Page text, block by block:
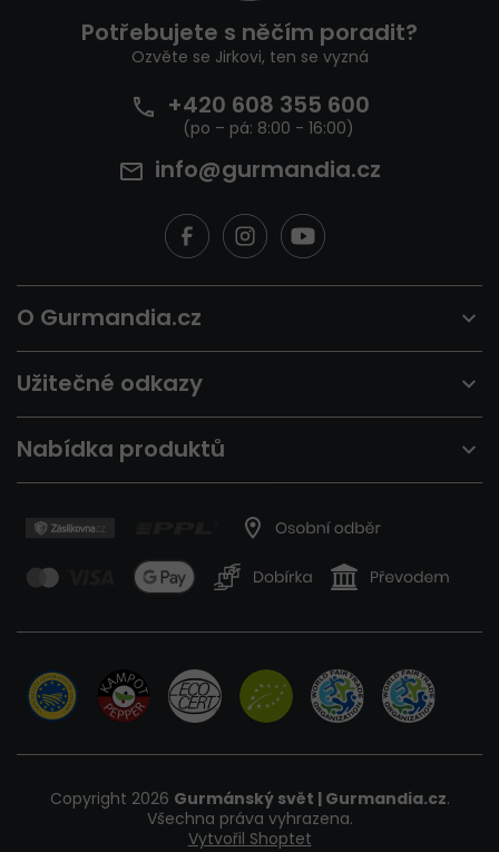
Potřebujete s něčím poradit?
Ozvěte se Jirkovi, ten se vyzná
+420 608 355 600
info@gurmandia.cz
O Gurmandia.cz
Užitečné odkazy
Nabídka produktů
Vytvořil Shoptet
Copyright 2026 Gurmánský svět | Gurmandia.cz.
Všechna práva vyhrazena.